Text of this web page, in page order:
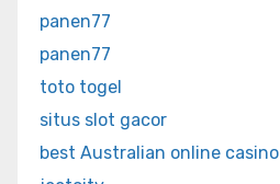
panen77
panen77
toto togel
situs slot gacor
best Australian online casino